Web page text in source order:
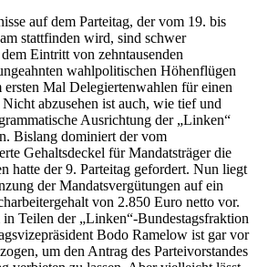
auf dem Parteitag, der vom 19. bis
stattfinden wird, sind schwer
Eintritt von zehntausenden
wahlpolitischen Höhenflügen
ersten Mal Delegiertenwahlen für einen
abzusehen ist auch, wie tief und
Ausrichtung der „Linken“
Bislang dominiert der vom
Gehaltsdeckel für Mandatsträger die
hatte der 9. Parteitag gefordert. Nun liegt
der Mandatsvergütungen auf ein
von 2.850 Euro netto vor.
Teilen der „Linken“-Bundestagsfraktion
Bodo Ramelow ist gar vor
um den Antrag des Parteivorstandes